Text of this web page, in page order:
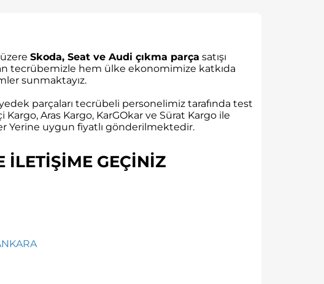
Skoda, Seat ve Audi çıkma parça satışı
tecrübemizle hem ülke ekonomimize katkıda
sunmaktayız.
parçaları tecrübeli personelimiz tarafında test
Aras Kargo, KarGOkar ve Sürat Kargo ile
Yerine uygun fiyatlı gönderilmektedir.
İLETİŞİME GEÇİNİZ​